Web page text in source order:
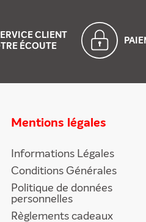
CLIENT
ÉCOUTE
Mentions légales
Informations Légales
Conditions Générales
Politique de données
personnelles
Règlements cadeaux